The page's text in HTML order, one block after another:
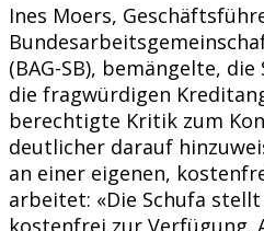
Ines Moers,
(BAG-SB), bemängelte,
die fragwürdigen
berechtigte Kritik zum
deutlicher darauf
an einer eigenen,
arbeitet: «Die Schufa
kostenfrei zur Verfügung.